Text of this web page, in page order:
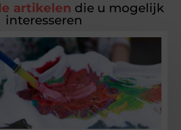
artikelen die u mogelijk
interesseren